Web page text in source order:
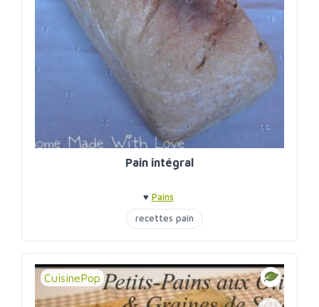
Pain intégral
♥ Pains
recettes pain
CuisinePop